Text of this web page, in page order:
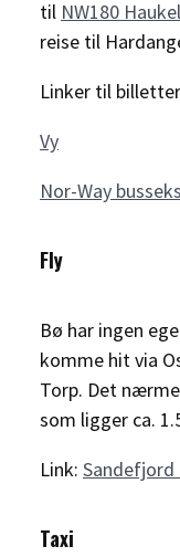
til NW180
reise til
Linker til
Vy
Nor-Way
Fly
Bø har ingen
komme hit via
Torp. Det
som ligger ca.
Link: Sandefjord
Taxi